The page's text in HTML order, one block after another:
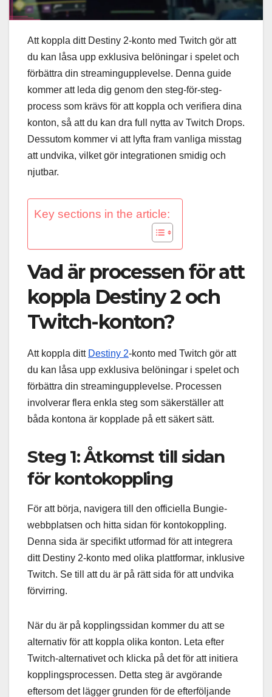
Att koppla ditt Destiny 2-konto med Twitch gör att
du kan låsa upp exklusiva belöningar i spelet och
förbättra din streamingupplevelse. Denna guide
kommer att leda dig genom den steg-för-steg-
process som krävs för att koppla och verifiera dina
konton, så att du kan dra full nytta av Twitch Drops.
Dessutom kommer vi att lyfta fram vanliga misstag
att undvika, vilket gör integrationen smidig och
njutbar.
Key sections in the article:
Vad är processen för att
koppla Destiny 2 och
Twitch-konton?
Att koppla ditt Destiny 2-konto med Twitch gör att
du kan låsa upp exklusiva belöningar i spelet och
förbättra din streamingupplevelse. Processen
involverar flera enkla steg som säkerställer att
båda kontona är kopplade på ett säkert sätt.
Steg 1: Åtkomst till sidan
för kontokoppling
För att börja, navigera till den officiella Bungie-
webbplatsen och hitta sidan för kontokoppling.
Denna sida är specifikt utformad för att integrera
ditt Destiny 2-konto med olika plattformar, inklusive
Twitch. Se till att du är på rätt sida för att undvika
förvirring.
När du är på kopplingssidan kommer du att se
alternativ för att koppla olika konton. Leta efter
Twitch-alternativet och klicka på det för att initiera
kopplingsprocessen. Detta steg är avgörande
eftersom det lägger grunden för de efterföljande